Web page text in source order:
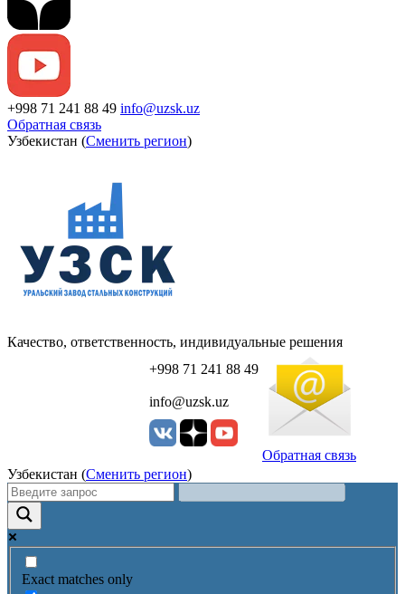
+998 71 241 88 49 info@uzsk.uz
Обратная связь
Узбекистан (Сменить регион)
Качество, ответственность, индивидуальные решения
+998 71 241 88 49
info@uzsk.uz
Обратная связь
Узбекистан (Сменить регион)
Exact matches only